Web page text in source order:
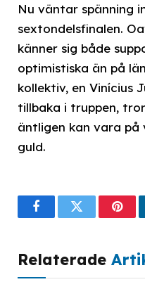
Nu väntar spänning
sextondelsfinalen.
känner sig både
optimistiska än på
kollektiv, en Vinícius
tillbaka i truppen,
äntligen kan vara
guld.
FacebookTwitter
Relaterade